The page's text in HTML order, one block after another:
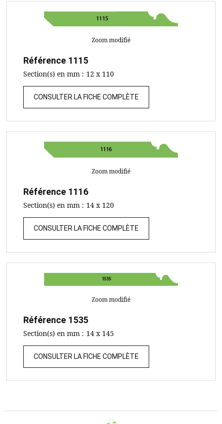
Zoom modifié
Référence 1115
Section(s) en mm : 12 x 110
CONSULTER LA FICHE COMPLÈTE
Zoom modifié
Référence 1116
Section(s) en mm : 14 x 120
CONSULTER LA FICHE COMPLÈTE
Zoom modifié
Référence 1535
Section(s) en mm : 14 x 145
CONSULTER LA FICHE COMPLÈTE